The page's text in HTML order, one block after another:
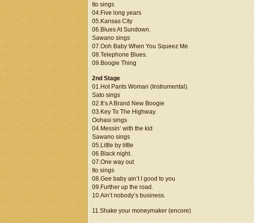
Ito sings
04.Five long years
05.Kansas City
06.Blues At Sundown.
Sawano sings
07.Ooh Baby When You Squeez Me
08.Telephone Blues.
09.Boogie Thing
2nd Stage
01.Hot Pants Woman (Instrumental).
Sato sings
02.It’s A Brand New Boogie
03.Key To The Highway.
Oohasi sings
04.Messin’ with the kid
Sawano sings
05.Little by little
06.Black night.
07.One way out
Ito sings
08.Gee baby ain’t I good to you
09.Further up the road.
10.Ain’t nobody’s business.
11.Shake your moneymaker (encore)